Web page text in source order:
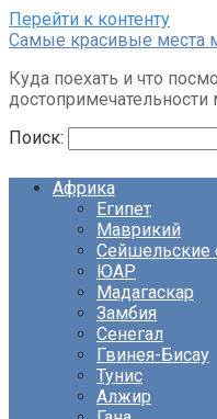
Перейти к контенту
Cамые красивые места
Куда поехать и что
достопримечательности
Поиск:
Африка
Египет
Маврикий
Сейшельские
ЮАР
Мадагаскар
Замбия
Сенегал
Гвинея-Бисау
Тунис
Алжир